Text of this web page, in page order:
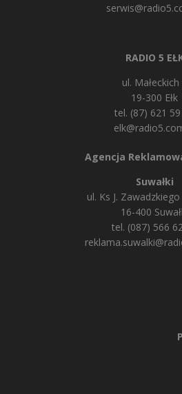
RADIO 5
ul. Małeckich
19-300 Ełk
tel. (87) 621
Agencja
Suwałki
ul. Ks J.
16-400
tel. (087) 566